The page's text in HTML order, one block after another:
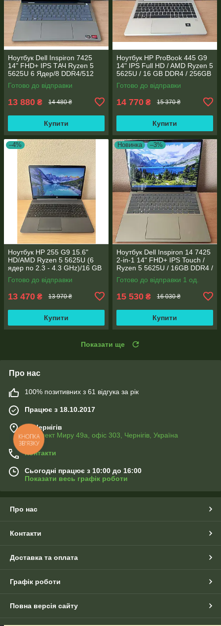
Ноутбук Dell Inspiron 7425
14" FHD+ IPS TАЧ Ryzen 5
5625U 6 Ядер/8 DDR4/512
SSD M.2/Radeon RX Vega
7/Type-C PD
Готово до відправки
13 880 ₴ 14 480 ₴
Купити
Ноутбук HP ProBook 445 G9
14" IPS Full HD / AMD Ryzen 5
5625U / 16 GB DDR4 / 256GB
SSD M.2 / AMD Radeon RX
Vega 7 / WebCam
Готово до відправки
14 770 ₴ 15 370 ₴
Купити
–4%
Ноутбук HP 255 G9 15.6"
HD/AMD Ryzen 5 5625U (6
ядер по 2.3 - 4.3 GHz)/16 GB
DDR4/256GB SSD M.2/AMD
Radeon Vega 7/Web
Готово до відправки
13 470 ₴ 13 970 ₴
Купити
Новинка –3%
Ноутбук Dell Inspiron 14 7425
2-in-1 14" FHD+ IPS Touch /
Ryzen 5 5625U / 16GB DDR4 /
512GB SSD / Radeon Vega 7 /
WebCam
Готово до відправки 1 од.
15 530 ₴ 16 030 ₴
Купити
Показати ще
Про нас
100% позитивних з 61 відгука за рік
Працює з 18.10.2017
м. Чернігів
Проспект Миру 49а, офіс 303, Чернігів, Україна
Контакти
Сьогодні працює з 10:00 до 16:00
Показати весь графік роботи
Про нас
Контакти
Доставка та оплата
Графік роботи
Повна версія сайту
КНОПКА
ЗВ'ЯЗКУ